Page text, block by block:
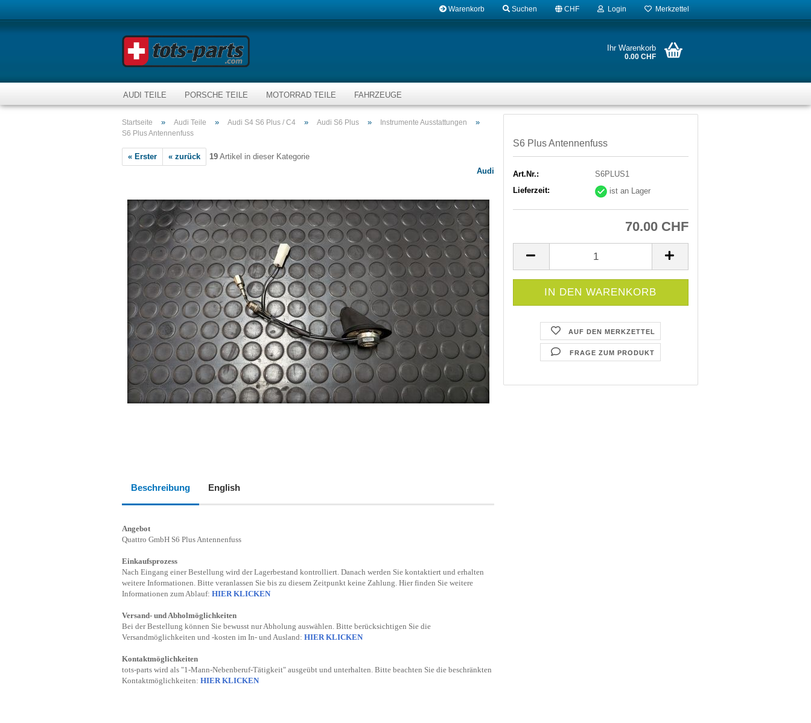
Warenkorb Suchen CHF Login Merkzettel
Ihr Warenkorb
0.00 CHF
AUDI TEILE PORSCHE TEILE MOTORRAD TEILE FAHRZEUGE
Startseite » Audi Teile » Audi S4 S6 Plus / C4 » Audi S6 Plus » Instrumente Ausstattungen »
S6 Plus Antennenfuss
« Erster « zurück 19 Artikel in dieser Kategorie
Audi
S6 Plus Antennenfuss
Art.Nr.:
S6PLUS1
Lieferzeit:
ist an Lager
70.00 CHF
AUF DEN MERKZETTEL
FRAGE ZUM PRODUKT
Beschreibung English
Angebot
Quattro GmbH S6 Plus Antennenfuss
Einkaufsprozess
Nach Eingang einer Bestellung wird der Lagerbestand kontrolliert. Danach werden Sie kontaktiert und erhalten
weitere Informationen. Bitte veranlassen Sie bis zu diesem Zeitpunkt keine Zahlung. Hier finden Sie weitere
Informationen zum Ablauf: HIER KLICKEN
Versand- und Abholmöglichkeiten
Bei der Bestellung können Sie bewusst nur Abholung auswählen. Bitte berücksichtigen Sie die
Versandmöglichkeiten und -kosten im In- und Ausland: HIER KLICKEN
Kontaktmöglichkeiten
tots-parts wird als "1-Mann-Nebenberuf-Tätigkeit" ausgeübt und unterhalten. Bitte beachten Sie die beschränkten
Kontaktmöglichkeiten: HIER KLICKEN